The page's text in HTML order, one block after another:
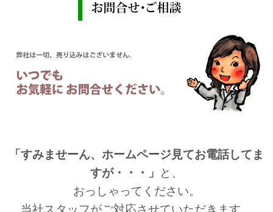
「すみませーん、ホームページ見てお電話してま
すが・・・」
と、
おっしゃってください。
当社スタッフがご対応させていただきます。